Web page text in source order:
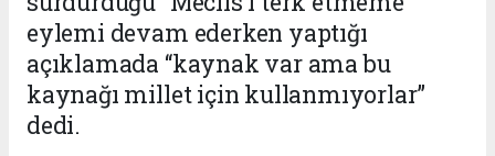
eylemi devam ederken yaptığı
açıklamada “kaynak var ama bu
kaynağı millet için kullanmıyorlar”
dedi.